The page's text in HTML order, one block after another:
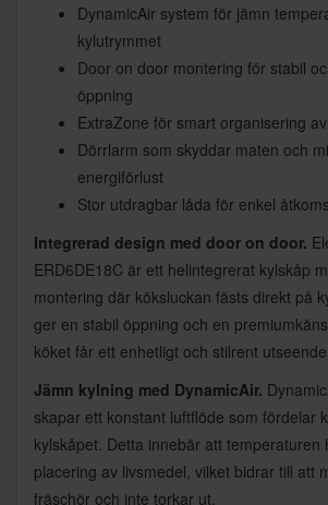
DynamicAir system för jämn
kylutrymmet
Door on door montering för stabil
öppning
ExtraZone för smart organisering
Dörrlarm som skyddar maten och
energiförlust
Stor utdragbar låda för enkel
Integrerad design med door on door.
ERD6DE18C är ett helintegrerat kylskåp
montering där köksluckan fästs direkt på
ger en stabil öppning och en
köket får ett enhetligt och stilrent utseende.
Jämn kylning med DynamicAir.
skapar ett konstant luftflöde som fördelar
kylskåpet. Detta innebär att temperaturen
placering av livsmedel, vilket bidrar till att
fräschör och inte torkar ut.